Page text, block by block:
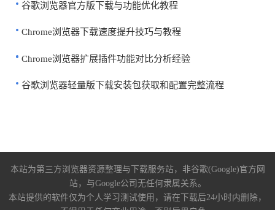
谷歌浏览器官方版下载与功能优化教程
Chrome浏览器下载速度提升技巧与教程
Chrome浏览器扩展插件功能对比分析经验
谷歌浏览器轻量版下载安装包获取和配置完整流程
本站为第三方浏览器资源整理与下载服务站，非谷歌(Google)官方网
站，与Google公司无任何隶属关系。
本站提供的软件仅为个人学习测试使用，请在下载后24小时内删除，